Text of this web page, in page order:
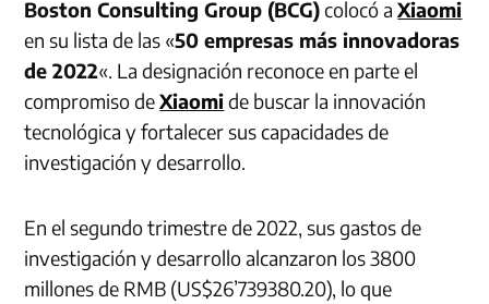
Boston Consulting Group (BCG)colocó aXiaomi
en su lista de las «50 empresas más innovadoras
de 2022«. La designación reconoce en parte el
compromiso deXiaomide buscar la innovación
tecnológica y fortalecer sus capacidades de
investigación y desarrollo.
En el segundo trimestre de 2022, sus gastos de
investigación y desarrollo alcanzaron los 3800
millones de RMB (US$26’739380.20), lo que